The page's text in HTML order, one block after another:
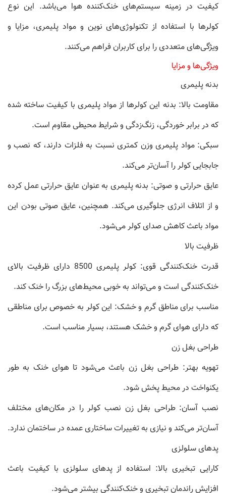
کیفیت در زمینه سیستم‌های خنک‌کننده هوا می‌باشد. این نوع
کولرها با استفاده از تکنولوژی‌های نوین و مواد پلیمری، مزایا و
ویژگی‌های متعددی را برای کاربران فراهم می‌کنند.
ویژگی‌ها و مزایا
بدنه پلیمری
مقاومت بالا: بدنه این کولرها از مواد پلیمری با کیفیت ساخته شده
که در برابر خوردگی، زنگ‌زدگی و شرایط محیطی مقاوم است.
سبکی: مواد پلیمری وزن کمتری نسبت به فلزات دارند، که نصب و
جابجایی کولر را آسان‌تر می‌کند.
عایق حرارتی و صوتی: بدنه پلیمری به عنوان عایق حرارتی عمل کرده
و از اتلاف انرژی جلوگیری می‌کند. همچنین، عایق صوتی بودن این
مواد باعث کاهش صدای کولر می‌شود.
ظرفیت بالا
قدرت خنک‌کنندگی قوی: کولر پلیمری 8500 دارای ظرفیت بالای
خنک‌کنندگی است و می‌تواند به خوبی محیط‌های بزرگ را خنک کند.
مناسب برای مناطق گرم و خشک: این کولر به خصوص برای مناطقی
که دارای هوای گرم و خشک هستند، بسیار مناسب است.
طراحی بغل زن
تهویه بهتر: طراحی بغل زن باعث می‌شود تا هوای خنک به طور
یکنواخت در محیط پخش شود.
نصب آسان: طراحی بغل زن نصب کولر را در مکان‌های مختلف
آسان‌تر می‌کند و نیازی به تغییرات ساختاری عمده در ساختمان ندارد.
پدهای سلولزی
کارایی تبخیری بالا: استفاده از پدهای سلولزی با کیفیت باعث
افزایش راندمان تبخیری و خنک‌کنندگی بیشتر می‌شود.